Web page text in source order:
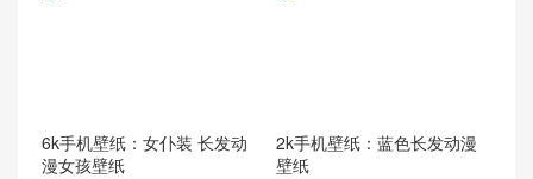
6k手机壁纸：女仆装 长发动
漫女孩壁纸
2k手机壁纸：蓝色长发动漫
壁纸